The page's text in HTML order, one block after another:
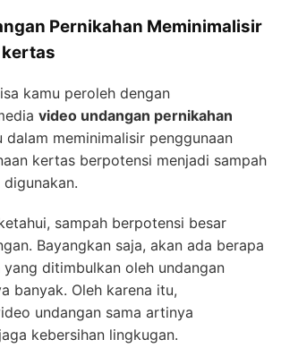
Pernikahan Meminimalisir
kamu peroleh dengan
video undangan pernikahan
dalam meminimalisir penggunaan
kertas berpotensi menjadi sampah
sampah berpotensi besar
Bayangkan saja, akan ada berapa
yang ditimbulkan oleh undangan
banyak. Oleh karena itu,
undangan sama artinya
kebersihan lingkugan.